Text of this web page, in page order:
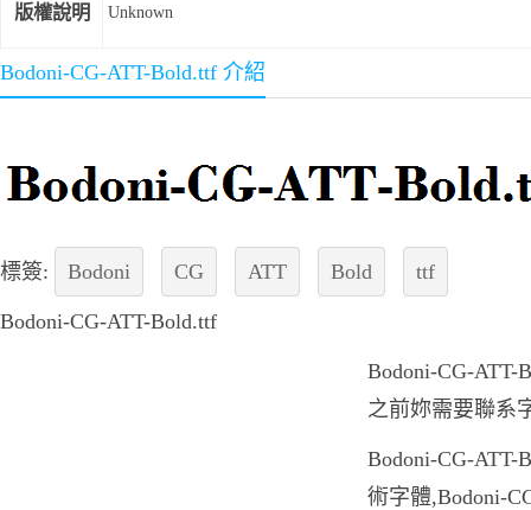
版權說明 Unknown
Bodoni-CG-ATT-Bold.ttf 介紹
標簽: Bodoni CG ATT Bold ttf
Bodoni-CG-ATT-Bold.ttf
Bodoni-CG-
之前妳需要聯系
Bodoni-CG-
術字體,Bodoni-